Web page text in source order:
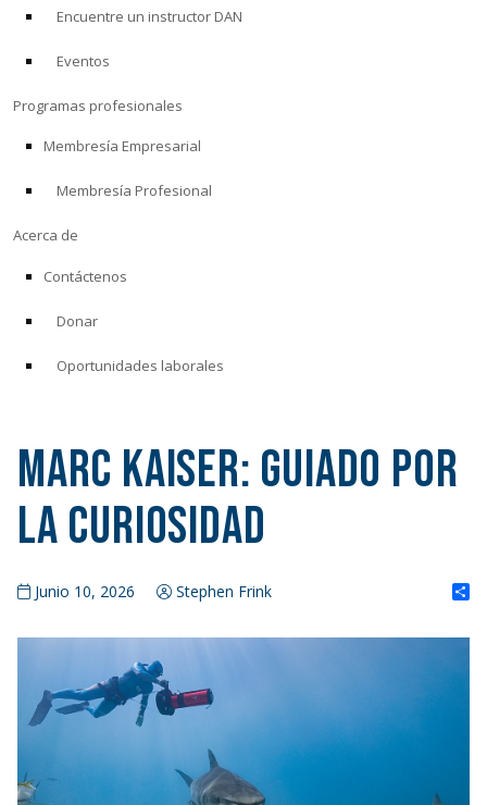
Encuentre un instructor DAN
Eventos
Programas profesionales
Membresía Empresarial
Membresía Profesional
Acerca de
Contáctenos
Donar
Oportunidades laborales
Marc Kaiser: Guiado por
la curiosidad
Junio 10, 2026 Stephen Frink